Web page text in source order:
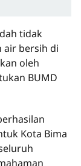
tidak
air bersih di
oleh
BUMD
Kota Bima